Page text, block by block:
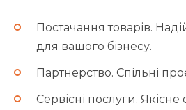
Постачання товарів.
для вашого бізнесу.
Партнерство. Спільні
Сервісні послуги.